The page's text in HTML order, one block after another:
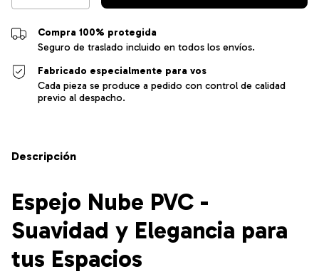
Compra 100% protegida
Seguro de traslado incluido en todos los envíos.
Fabricado especialmente para vos
Cada pieza se produce a pedido con control de calidad
previo al despacho.
Descripción
Espejo Nube PVC -
Suavidad y Elegancia para
tus Espacios